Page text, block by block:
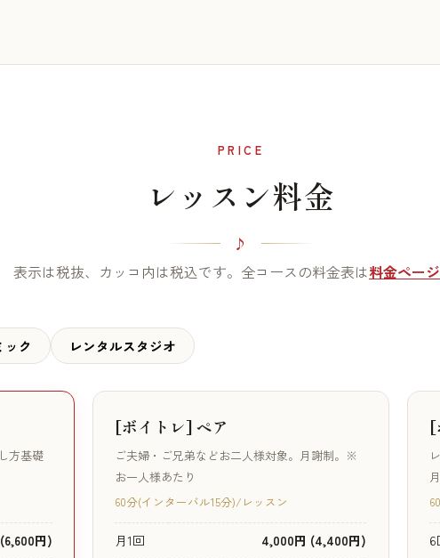
PRICE
レッスン料金
表示は税抜、カッコ内は税込です。全コースの料金表は料金ページ
ック レンタルスタジオ
方基礎
円)
[ボイトレ] ペア
ご夫婦・ご兄弟などお二人様対象。月謝制。※
お一人様あたり
60分(インターバル15分)/レッスン
月1回
4,000円 (4,400円)
[
6